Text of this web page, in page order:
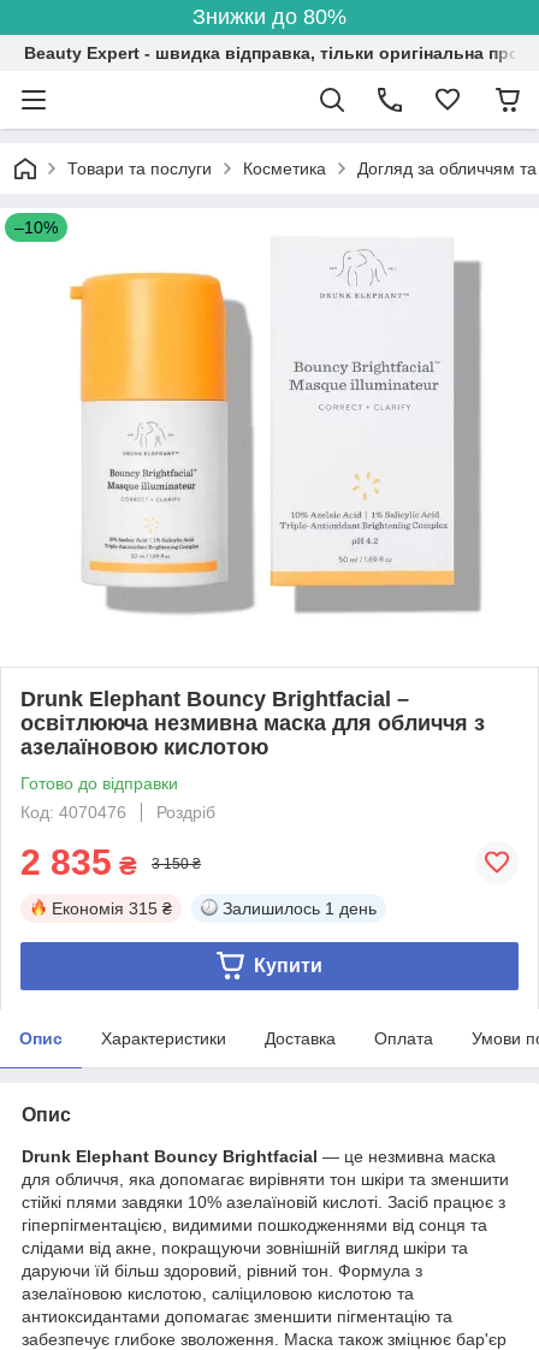
Знижки до 80%
Beauty Expert - швидка відправка, тільки оригінальна
Товари та послуги Косметика Догляд за обличчям
–10%
Drunk Elephant Bouncy Brightfacial –
освітлююча незмивна маска для обличчя з
азелаїновою кислотою
Готово до відправки
Код: 4070476
Роздріб
2 835 ₴ 3 150 ₴
Економія 315 ₴ Залишилось 1 день
Купити
Опис Характеристики Доставка Оплата Умови
Опис
Drunk Elephant Bouncy Brightfacial — це незмивна маска
для обличчя, яка допомагає вирівняти тон шкіри та зменшити
стійкі плями завдяки 10% азелаїновій кислоті. Засіб працює з
гіперпігментацією, видимими пошкодженнями від сонця та
слідами від акне, покращуючи зовнішній вигляд шкіри та
даруючи їй більш здоровий, рівний тон. Формула з
азелаїновою кислотою, саліциловою кислотою та
антиоксидантами допомагає зменшити пігментацію та
забезпечує глибоке зволоження. Маска також зміцнює бар'єр